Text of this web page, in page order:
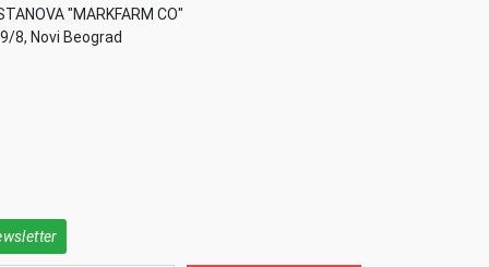
"MARKFARM CO"
8, Novi Beograd